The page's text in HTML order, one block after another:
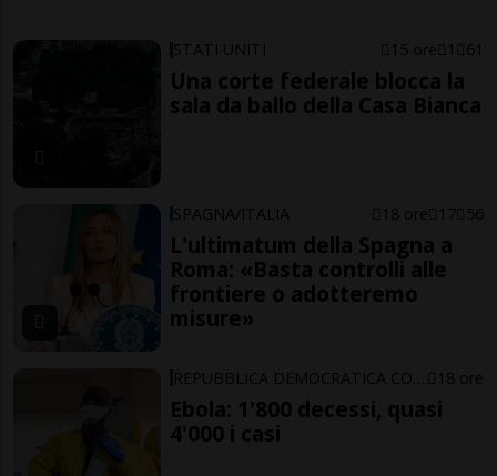
STATI UNITI 15 ore 1 61
Una corte federale blocca la
sala da ballo della Casa Bianca
SPAGNA/ITALIA 18 ore 17 56
L'ultimatum della Spagna a
Roma: «Basta controlli alle
frontiere o adotteremo
misure»
18 ore
Ebola: 1'800 decessi, quasi
4'000 i casi